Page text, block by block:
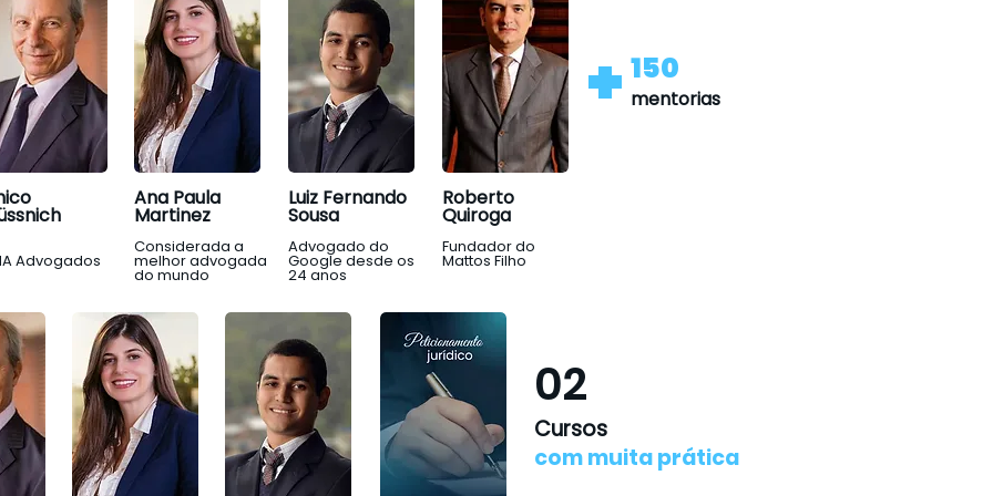
Ana Paula
Martinez
do mundo
Luiz Fernando
Sousa
24 anos
150
+
Roberto
Quiroga
150
mentorias
+
Advogados
Ana Paula
Martinez
Considerada a
melhor advogada
do mundo
Luiz Fernando
Sousa
Advogado do
Google desde os
24 anos
Roberto
Quiroga
Fundador do
Mattos Filho
02
Cursos
com muita prática